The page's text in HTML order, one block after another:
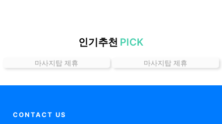
인
보
인기추천 PICK
마사지탑 제휴 마사지탑 제휴
CONTACT US